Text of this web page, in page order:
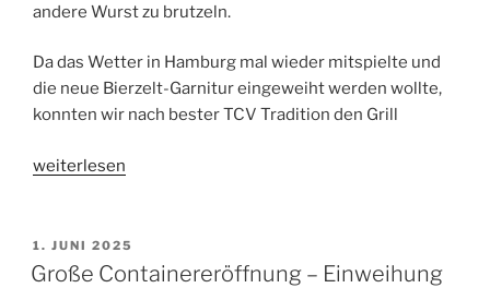
andere Wurst zu brutzeln.
Da das Wetter in Hamburg mal wieder mitspielte und
die neue Bierzelt-Garnitur eingeweiht werden wollte,
konnten wir nach bester TCV Tradition den Grill
„TCV
Grillen“
weiterlesen
VERÖFFENTLICHT
AM
1. JUNI 2025
Große Containereröffnung – Einweihung